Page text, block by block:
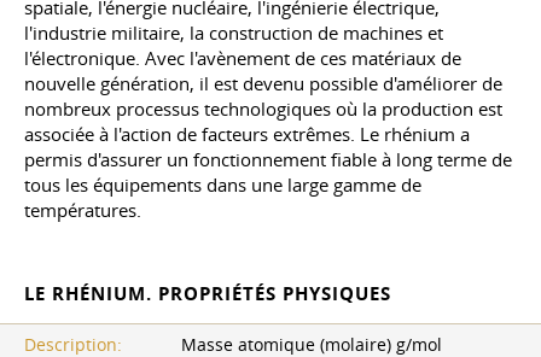
spatiale, l'énergie nucléaire, l'ingénierie électrique,
l'industrie militaire, la construction de machines et
l'électronique. Avec l'avènement de ces matériaux de
nouvelle génération, il est devenu possible d'améliorer de
nombreux processus technologiques où la production est
associée à l'action de facteurs extrêmes. Le rhénium a
permis d'assurer un fonctionnement fiable à long terme de
tous les équipements dans une large gamme de
températures.
LE RHÉNIUM. PROPRIÉTÉS PHYSIQUES
Description:
Masse atomique (molaire) g/mol